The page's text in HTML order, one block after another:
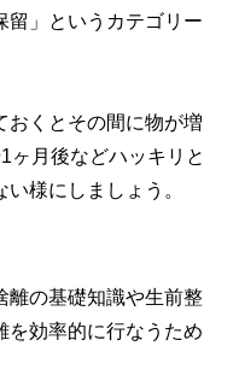
留」というカテゴリー
おくとその間に物が増
ヶ月後などハッキリと
様にしましょう。
離の基礎知識や生前整
を効率的に行なうため